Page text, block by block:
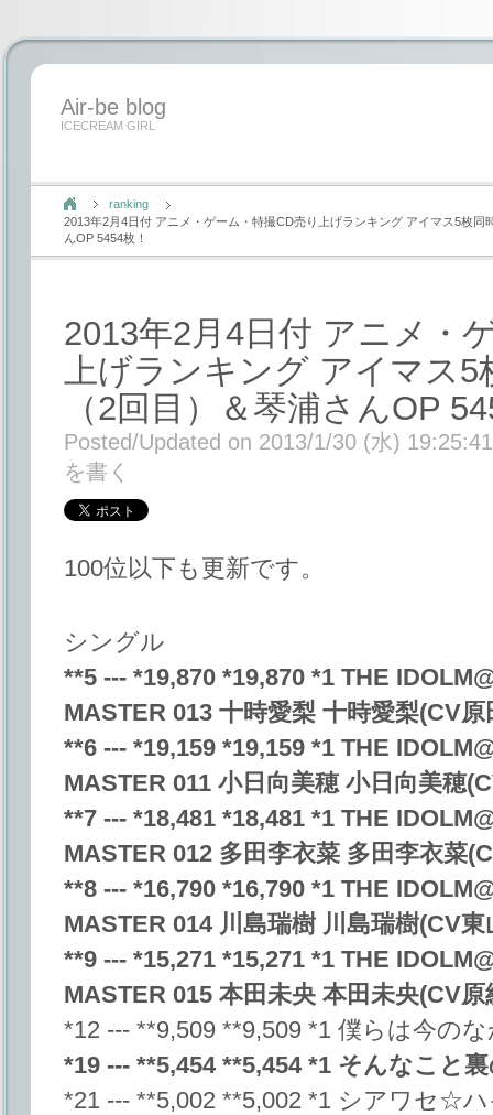
Air-be blog
ICECREAM GIRL
ranking
2013年2月4日付 アニメ・ゲーム・特撮CD売り上げランキング アイマス5枚同
んOP 5454枚！
2013年2月4日付 アニメ・
上げランキング アイマス5
（2回目）＆琴浦さんOP
Posted/Updated on 2013/1/30 (水) 19:25:41
を書く
100位以下も更新です。
シングル
**5 --- *19,870 *19,870 *1 THE
MASTER 013 十時愛梨 十時愛梨(CV
**6 --- *19,159 *19,159 *1 THE
MASTER 011 小日向美穂 小日向美穂
**7 --- *18,481 *18,481 *1 THE
MASTER 012 多田李衣菜 多田李衣菜
**8 --- *16,790 *16,790 *1 THE
MASTER 014 川島瑞樹 川島瑞樹(CV東
**9 --- *15,271 *15,271 *1 THE
MASTER 015 本田未央 本田未央(CV原
*12 --- **9,509 **9,509 *1 僕らは今の
*19 --- **5,454 **5,454 *1 そんなこと
*21 --- **5,002 **5,002 *1 シアワセ☆